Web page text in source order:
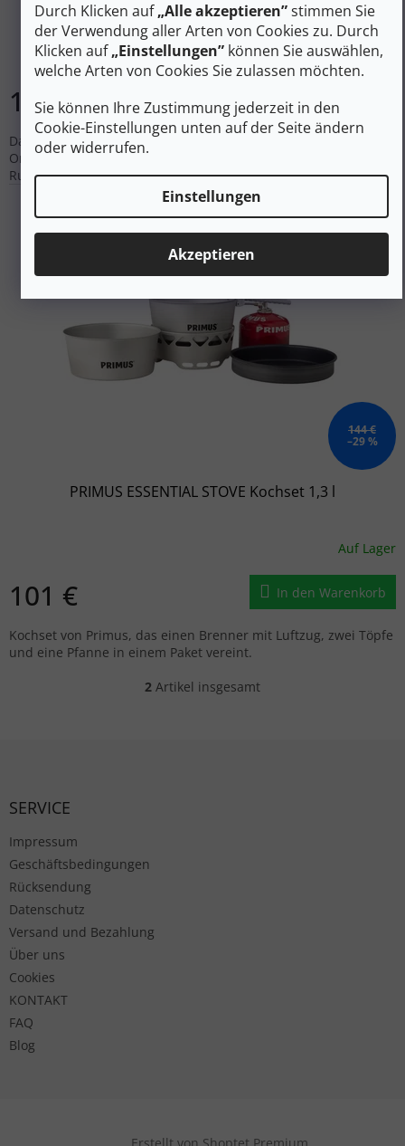
Durch Klicken auf„Alle akzeptieren”stimmen Sie
der Verwendung aller Arten von Cookies zu. Durch
Klicken auf„Einstellungen” können Sie auswählen,
welche Arten von Cookies Sie zulassen möchten.
Sie können Ihre Zustimmung jederzeit in den
Cookie-Einstellungen unten auf der Seite ändern
oder widerrufen.
Einstellungen
Akzeptieren
Auf Lager
115 € In den Warenkorb
Das Primus Essential Stove System ist ein einzigartiges All-in-
One-System für mehrere Personen, das für
Rucksacktouristenfamilien entwickelt wurde.
144 €
–29 %
PRIMUS ESSENTIAL STOVE Kochset 1,3 l
Auf Lager
101 € In den Warenkorb
Kochset von Primus, das einen Brenner mit Luftzug, zwei Töpfe
und eine Pfanne in einem Paket vereint.
Steuerelemente der Liste
2 Artikel insgesamt
SERVICE
Impressum
Geschäftsbedingungen
Rücksendung
Datenschutz
Versand und Bezahlung
Über uns
Cookies
KONTAKT
FAQ
Blog
Erstellt von Shoptet Premium